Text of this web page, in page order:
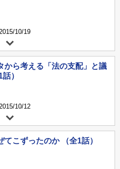
10/19
から考える「法の支配」と議
）
10/12
てこずったのか （全1話）